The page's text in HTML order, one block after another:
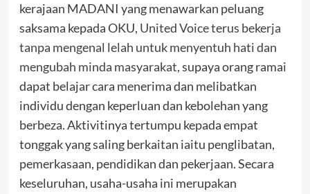
kerajaan MADANI yang menawarkan peluang
saksama kepada OKU, United Voice terus bekerja
tanpa mengenal lelah untuk menyentuh hati dan
mengubah minda masyarakat, supaya orang ramai
dapat belajar cara menerima dan melibatkan
individu dengan keperluan dan kebolehan yang
berbeza. Aktivitinya tertumpu kepada empat
tonggak yang saling berkaitan iaitu penglibatan,
pemerkasaan, pendidikan dan pekerjaan. Secara
keseluruhan, usaha-usaha ini merupakan